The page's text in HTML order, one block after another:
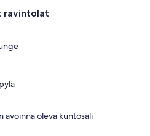
ravintolat
avoinna oleva kuntosali